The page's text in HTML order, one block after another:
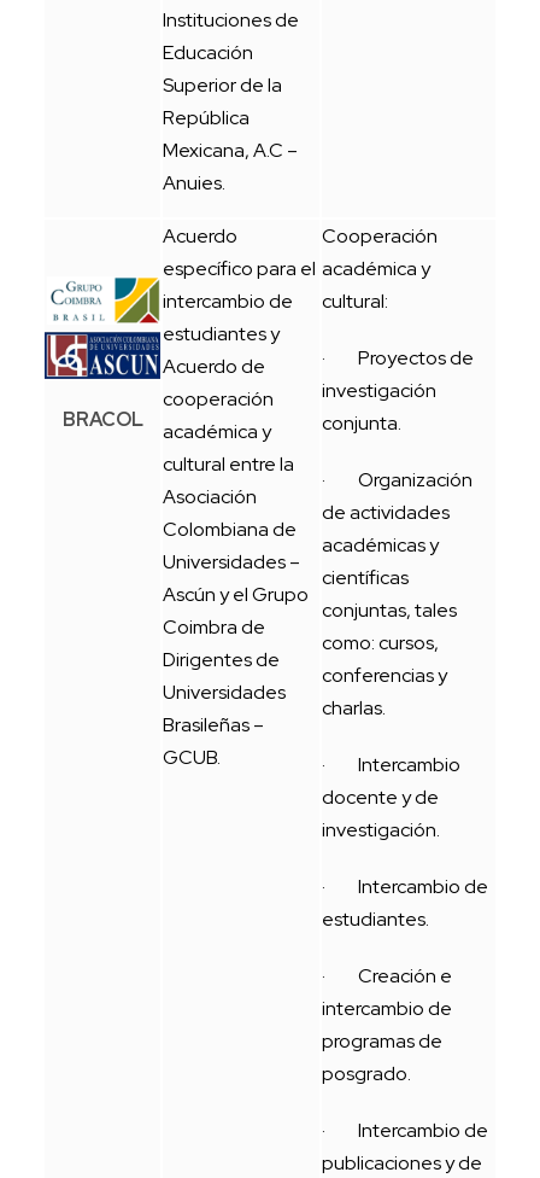
Instituciones de
Educación
Superior de la
República
Mexicana, A.C –
Anuies.
BRACOL
Acuerdo
específico para el
intercambio de
estudiantes y
Acuerdo de
cooperación
académica y
cultural entre la
Asociación
Colombiana de
Universidades –
Ascún y el Grupo
Coimbra de
Dirigentes de
Universidades
Brasileñas –
GCUB.
Cooperación
académica y
cultural:
· Proyectos de
investigación
conjunta.
· Organización
de actividades
académicas y
científicas
conjuntas, tales
como: cursos,
conferencias y
charlas.
· Intercambio
docente y de
investigación.
· Intercambio de
estudiantes.
· Creación e
intercambio de
programas de
posgrado.
· Intercambio de
publicaciones y de